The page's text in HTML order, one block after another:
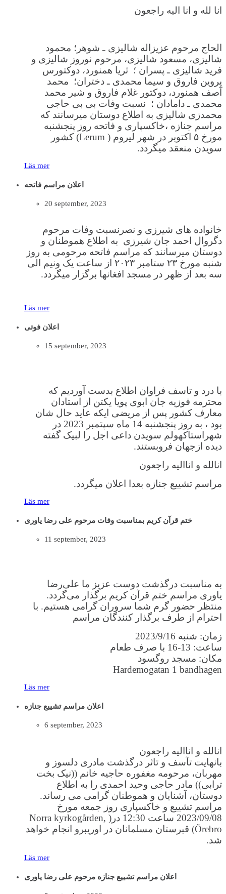
انا لله و انا الیه راجعون
الحاج مرحوم عزیزاله شالیزی ـ شوهر؛ محمود
شالیزی، مسعود شالیزی، مرحوم نوروز شالیزی و
فرید شالیزی ـ پسران ؛ ثریا همنورد، دوکتورس
پروین فاروق و سیما محمدی ـ دختران؛ محمد
آصف همنورد، دوکتور غلام فاروق و شیر محمد
محمدی ـ دامادان ؛ نسبت وفات بی بی حاجی
محمدزی شالیزی به اطلاع دوستان میرسانند که
مراسم جنازه ،خاکسپاری و فاتحه روز پنجشنبه
مورخ ۵ اکتوبر در شهر لیروم ( Lerum) کشور
سویدن منعقد میگردد.
Läs mer
اعلان مراسم فاتحه
20 september, 2023
خانواده های شیرزی و نصرنسبت وفات مرحوم
دگروال احمد جان شیرزی به اطلاع هموطنان و
دوستان میرسانند که مراسم فاتحه مرحومی به روز
شنبه مورخ ۲۳ س‍تامبر ۲۰۲۳ از ساعت یک ونیم الی
سه بعد از ظهر در مسجد افغانها برگزار میگردد.
Läs mer
اعلان فوتی
15 september, 2023
با درد و تاسف فراوان اطلاع بدست آوردیم که
محترمه فوزیه جان ابوی پویا یکتن از استادان
معارف کشور پس از مریضی ایکه عاید حال شان
بود ، به روز پنجشنبه 14 ماه سپتمبر 2023 در
شهراستاکهولم سویدن داعی اجل را لبیک گفته
دیده ازجهان فروبستند.
انالله و اناالیه راجعون
مراسم تشییع جنازه بعدا اعلان میگردد.
Läs mer
ختم قرآن کریم بمناسبت وفات مرحوم علی رضا یاوری
11 september, 2023
به مناسبت درگذشت دوست عزیز ما علی‌رضا
یاوری مراسم ختم قرآن کریم برگذار می‌گردد.
منتظر حضور گرم شما سروران گرامی هستیم. با
احترام از طرف برگذار کنندگان مراسم
زمان: شنبه 2023/9/16
ساعت: 13-16 با صرف طعام
مکان: مسجد روگسود
Hardemogatan 1 bandhagen
Läs mer
اعلان مراسم تشییع جنازه
6 september, 2023
انالله و اناالیه راجعون
بانهایت تآسف و تاثر درگذشت مادری دلسوز و
مهربان، مرحومه مغفوره حاجیه خانم ((نیک بخت
ترابی)) مادر حاجی وحید احمدی را به اطلاع
دوستان، آشنایان و هموطنان گرامی می رساند.
مراسم تشییع و خاکسپاری روز جمعه مورخ
2023/09/08 ساعت 12:30 در( Norra kyrkogården,
Örebro) قبرستان مسلمانان در اوریبرو انجام خواهد
شد.
Läs mer
اعلان مراسم تشییع جنازه مرحوم علی رضا یاوری